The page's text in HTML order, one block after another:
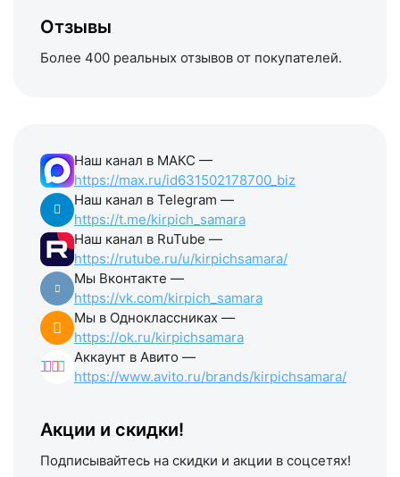
Отзывы
Более 400 реальных отзывов от покупателей.
Наш канал в МАКС —
https://max.ru/id631502178700_biz
Наш канал в Telegram —
https://t.me/kirpich_samara
Наш канал в RuTube —
https://rutube.ru/u/kirpichsamara/
Мы Вконтакте —
https://vk.com/kirpich_samara
Мы в Одноклассниках —
https://ok.ru/kirpichsamara
Аккаунт в Авито —
https://www.avito.ru/brands/kirpichsamara/
Акции и скидки!
Подписывайтесь на скидки и акции в соцсетях!